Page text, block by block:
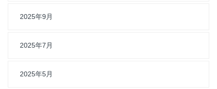
2025年9月
2025年7月
2025年5月